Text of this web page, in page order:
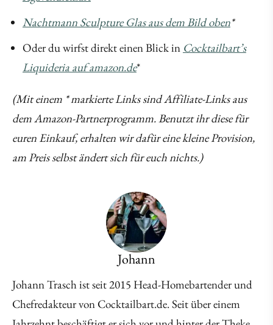
Nachtmann Sculpture Glas aus dem Bild oben*
Oder du wirfst direkt einen Blick in Cocktailbart’s
Liquideria auf amazon.de*
(Mit einem * markierte Links sind Affiliate-Links aus
dem Amazon-Partnerprogramm. Benutzt ihr diese für
euren Einkauf, erhalten wir dafür eine kleine Provision,
am Preis selbst ändert sich für euch nichts.)
Johann
Johann Trasch ist seit 2015 Head-Homebartender und
Chefredakteur von Cocktailbart.de. Seit über einem